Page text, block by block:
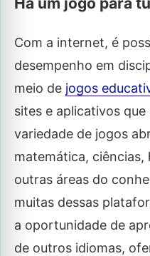
Com a internet, é
desempenho em
meio de jogos
sites e aplicativos
variedade de jogos
matemática,
outras áreas do
muitas dessas
a oportunidade de
de outros idiomas,